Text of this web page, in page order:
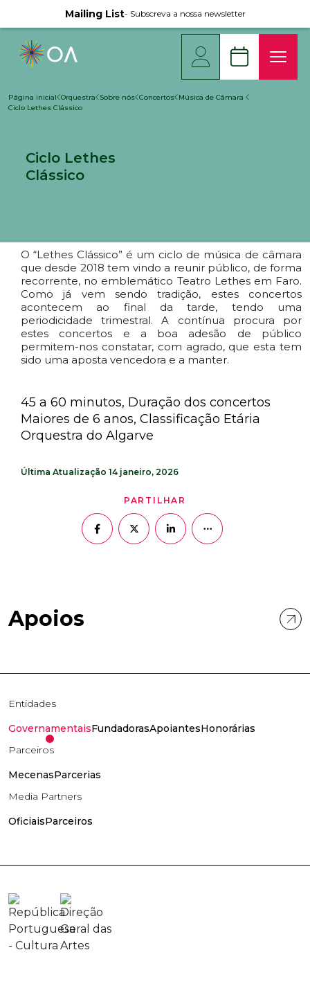
Mailing List- Subscreva a nossa newsletter
Página inicial Orquestra Sobre nós Concertos Música de Câmara
Ciclo Lethes Clássico
Ciclo Lethes
Clássico
O “Lethes Clássico” é um ciclo de música de câmara
que desde 2018 tem vindo a reunir público, de forma
recorrente, no emblemático Teatro Lethes em Faro.
Como já vem sendo tradição, estes concertos
acontecem ao final da tarde, tendo uma
periodicidade trimestral. A contínua procura por
estes concertos e a boa adesão de público
permitem-nos constatar, com agrado, que esta tem
sido uma aposta vencedora e a manter.
45 a 60 minutos, Duração dos concertos
Maiores de 6 anos, Classificação Etária
Orquestra do Algarve
Última Atualização 14 janeiro, 2026
PARTILHAR
Apoios
Entidades
GovernamentaisFundadorasApoiantesHonorárias
Parceiros
MecenasParcerias
Media Partners
OficiaisParceiros